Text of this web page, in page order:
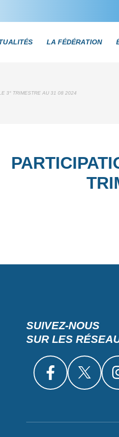
LA FÉDÉRATION
3° TRIMESTRE AU 31 08 2024
SUIVEZ-NOUS
SUR LES